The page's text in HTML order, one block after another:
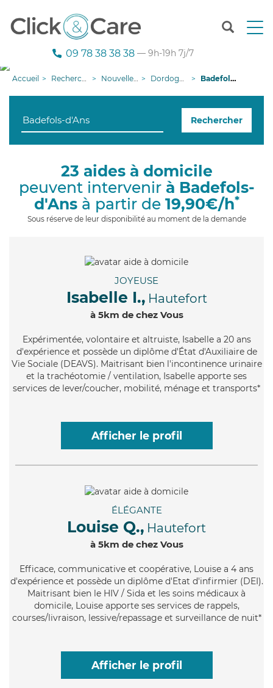
T
n
g
09 78 38 38 38 — 9h-19h 7j/7
Accueil Recherche aide à domicile Nouvelle-Aquitaine Dordogne Badefols-d'Ans
Rechercher
23 aides à domicile
peuvent intervenir à Badefols-
d'Ansà partir de 19,90€/h*
Sous réserve de leur disponibilité au moment de la demande
JOYEUSE
Isabelle I., Hautefort
à 5km de chez Vous
Expérimentée, volontaire et altruiste, Isabelle a 20 ans
d'expérience et possède un diplôme d'État d'Auxiliaire de
Vie Sociale (DEAVS). Maitrisant bien l'incontinence urinaire
et la trachéotomie / ventilation, Isabelle apporte ses
services de lever/coucher, mobilité, ménage et transports*
Afficher le profil
ÉLÉGANTE
Louise Q., Hautefort
à 5km de chez Vous
Efficace, communicative et coopérative, Louise a 4 ans
d'expérience et possède un diplôme d'Etat d'infirmier (DEI).
Maitrisant bien le HIV / Sida et les soins médicaux à
domicile, Louise apporte ses services de rappels,
courses/livraison, lessive/repassage et surveillance de nuit*
Afficher le profil